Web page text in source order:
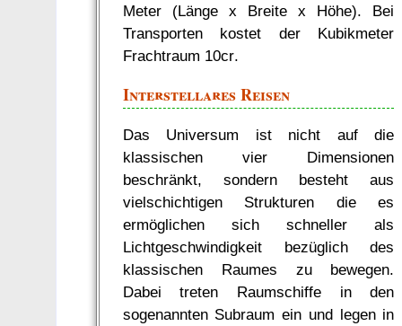
Meter (Länge x Breite x Höhe). Bei
Transporten kostet der Kubikmeter
Frachtraum 10cr.
Interstellares Reisen
Das Universum ist nicht auf die
klassischen vier Dimensionen
beschränkt, sondern besteht aus
vielschichtigen Strukturen die es
ermöglichen sich schneller als
Lichtgeschwindigkeit bezüglich des
klassischen Raumes zu bewegen.
Dabei treten Raumschiffe in den
sogenannten Subraum ein und legen in